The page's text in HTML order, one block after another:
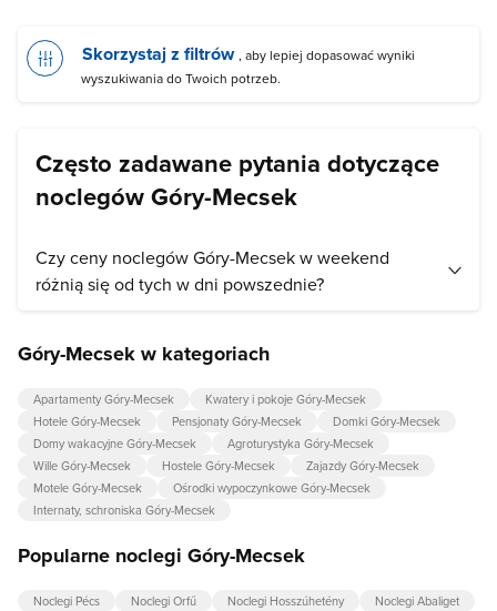
Skorzystaj z filtrów , aby lepiej dopasować wyniki
wyszukiwania do Twoich potrzeb.
Często zadawane pytania dotyczące
noclegów Góry-Mecsek
Czy ceny noclegów Góry-Mecsek w weekend
różnią się od tych w dni powszednie?
dlatego niektórzy mogą mieć wyższy cennik weekendowy.
droższe o 0% od cen w dzień powszedni.
Góry-Mecsek w kategoriach
Apartamenty Góry-Mecsek
Kwatery i pokoje Góry-Mecsek
Hotele Góry-Mecsek
Pensjonaty Góry-Mecsek
Domki Góry-Mecsek
Domy wakacyjne Góry-Mecsek
Agroturystyka Góry-Mecsek
Wille Góry-Mecsek
Hostele Góry-Mecsek
Zajazdy Góry-Mecsek
Motele Góry-Mecsek
Ośrodki wypoczynkowe Góry-Mecsek
Internaty, schroniska Góry-Mecsek
Popularne noclegi Góry-Mecsek
Noclegi Pécs Noclegi Orfű Noclegi Hosszúhetény
Noclegi Abaliget